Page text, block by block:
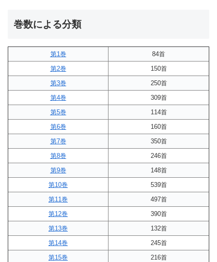
巻数による分類
第1巻
84首
第2巻
150首
第3巻
250首
第4巻
309首
第5巻
114首
第6巻
160首
第7巻
350首
第8巻
246首
第9巻
148首
第10巻
539首
第11巻
497首
第12巻
390首
第13巻
132首
第14巻
245首
第15巻
216首